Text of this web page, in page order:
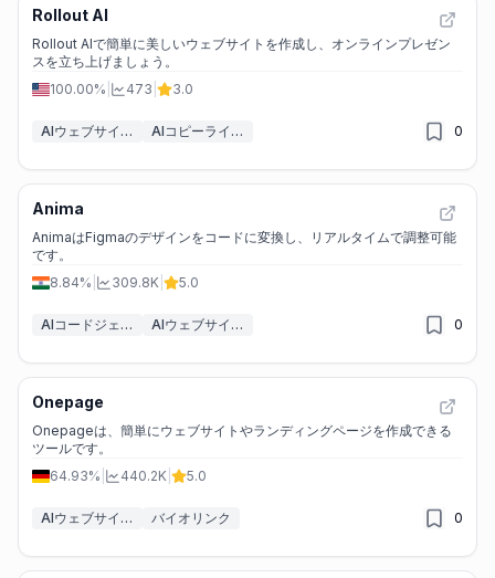
Rollout AI
Rollout AIで簡単に美しいウェブサイトを作成し、オンラインプレゼン
スを立ち上げましょう。
100.00%
473 3.0
AIウェブサイトデザイナー AIコピーライティング 0
Anima
AnimaはFigmaのデザインをコードに変換し、リアルタイムで調整可能
です。
8.84%
309.8K 5.0
AIコードジェネレーター AIウェブサイトデザイナー 0
Onepage
Onepageは、簡単にウェブサイトやランディングページを作成できる
ツールです。
64.93%
440.2K 5.0
AIウェブサイトデザイナー バイオリンク 0